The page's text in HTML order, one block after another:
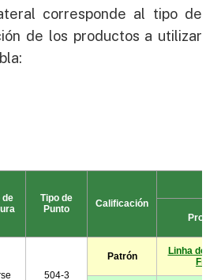
corresponde al tipo de
de los productos a utilizar